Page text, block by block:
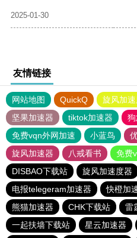
2025-01-30
友情链接
网站地图 QuickQ 旋风加
坚果加速器
tiktok加速器
免费vqn外网加速
小蓝鸟
旋风加速器
八戒看书
免费
DISBAO下载站
旋风加速度器
电报telegeram加速器
快橙加
熊猫加速器
CHK下载站
雷
一起扶墙下载站
星云加速器